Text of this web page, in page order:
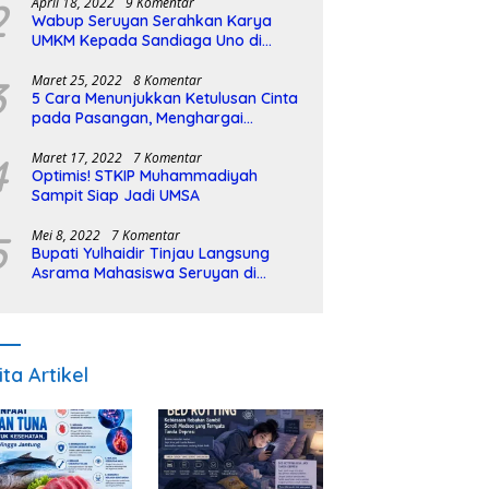
Wabup Seruyan Serahkan Karya
UMKM Kepada Sandiaga Uno di
Maret 25, 2022 8 Komentar
5 Cara Menunjukkan Ketulusan Cinta
pada Pasangan, Menghargai
Maret 17, 2022 7 Komentar
Optimis! STKIP Muhammadiyah
Sampit Siap Jadi UMSA
Mei 8, 2022 7 Komentar
Bupati Yulhaidir Tinjau Langsung
Asrama Mahasiswa Seruyan di
Artikel